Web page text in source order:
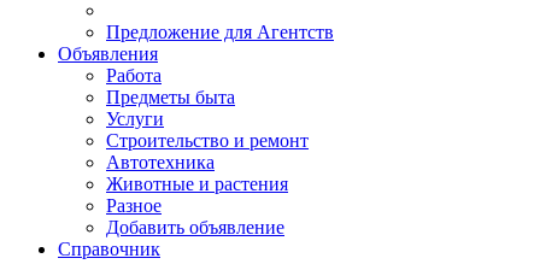
Предложение для Агентств
Объявления
Работа
Предметы быта
Услуги
Строительство и ремонт
Автотехника
Животные и растения
Разное
Добавить объявление
Справочник